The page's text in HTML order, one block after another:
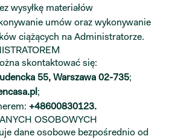
wysyłkę materiałów
umów oraz wykonywanie
ciążących na Administratorze.
skontaktować się:
55, Warszawa 02-735;
;
+48600830123.
OSOBOWYCH
dane osobowe bezpośrednio od